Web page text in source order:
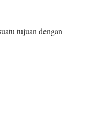
tujuan dengan